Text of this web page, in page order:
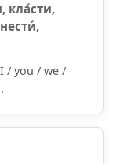
кла́сти,
/ you / we /